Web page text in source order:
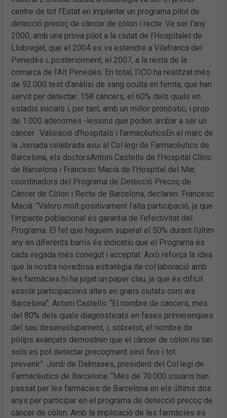
centre de tot l’Estat en implantar un programa pilot de
detecció precoç de càncer de còlon i recte. Va ser l’any
2000, amb una prova pilot a la ciutat de l’Hospitalet de
Llobregat, que el 2004 es va estendre a Vilafranca del
Penedès i, posteriorment, el 2007, a la resta de la
comarca de l’Alt Penedès. En total, l’ICO ha realitzat més
de 92.000 test d’anàlisi de sang oculta en femta, que han
servit per detectar: 158 càncers, el 60% dels quals en
estadis inicials i, per tant, amb un millor pronòstic; i prop
de 1.000 adenomes -lesions que poden arribar a ser un
càncer. Valoració d’hospitals i farmacèuticsEn el marc de
la Jornada celebrada avui al Col·legi de Farmacèutics de
Barcelona, els doctorsAntoni Castells de l’Hospital Clínic
de Barcelona i Francesc Macià de l’Hospital del Mar,
coordinadors del Programa de Detecció Precoç de
Càncer de Còlon i Recte de Barcelona, declaren: Francesc
Macià: “Valoro molt positivament l’alta participació, ja que
l’impacte poblacional és garantia de l’efectivitat del
Programa. El fet que haguem superat el 50% durant l’últim
any en diferents barris és indicatiu que el Programa és
cada vegada més conegut i acceptat. Això reforça la idea
que la nostra novedosa estratègia de col·laboració amb
les farmàcies hi ha jugat un paper clau, ja que és difícil
assolir participacions altes en grans ciutats com ara
Barcelona”. Antoni Castells: “El nombre de càncers, més
del 80% dels quals diagnosticats en fases primerenques
del seu desenvolupament, i, sobretot, el nombre de
pòlips avançats demostren que el càncer de còlon no tan
sols es pot detectar precoçment sinó fins i tot
prevenir”. Jordi de Dalmases, president del Col·legi de
Farmacèutics de Barcelona: “Més de 70.000 usuaris han
passat per les farmàcies de Barcelona en els últims dos
anys per participar en el programa de detecció precoç de
càncer de còlon. Amb la implicació de les farmàcies es